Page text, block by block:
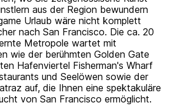
aus der Region bewundern
Urlaub wäre nicht komplett
nach San Francisco. Die ca. 20
Metropole wartet mit
wie der berühmten Golden Gate
Hafenviertel Fisherman's Wharf
und Seelöwen sowie der
auf, die Ihnen eine spektakuläre
von San Francisco ermöglicht.